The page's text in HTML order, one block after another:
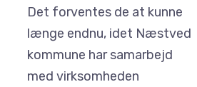
Det forventes de at kunne
længe endnu, idet Næstved
kommune har samarbejd
med virksomheden